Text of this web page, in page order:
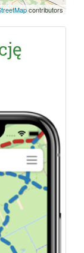
contributors